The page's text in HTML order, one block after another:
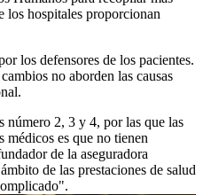
los hospitales proporcionan
los defensores de los pacientes.
no aborden las causas
número 2, 3 y 4, por las que las
médicos es que no tienen
de la aseguradora
de las prestaciones de salud